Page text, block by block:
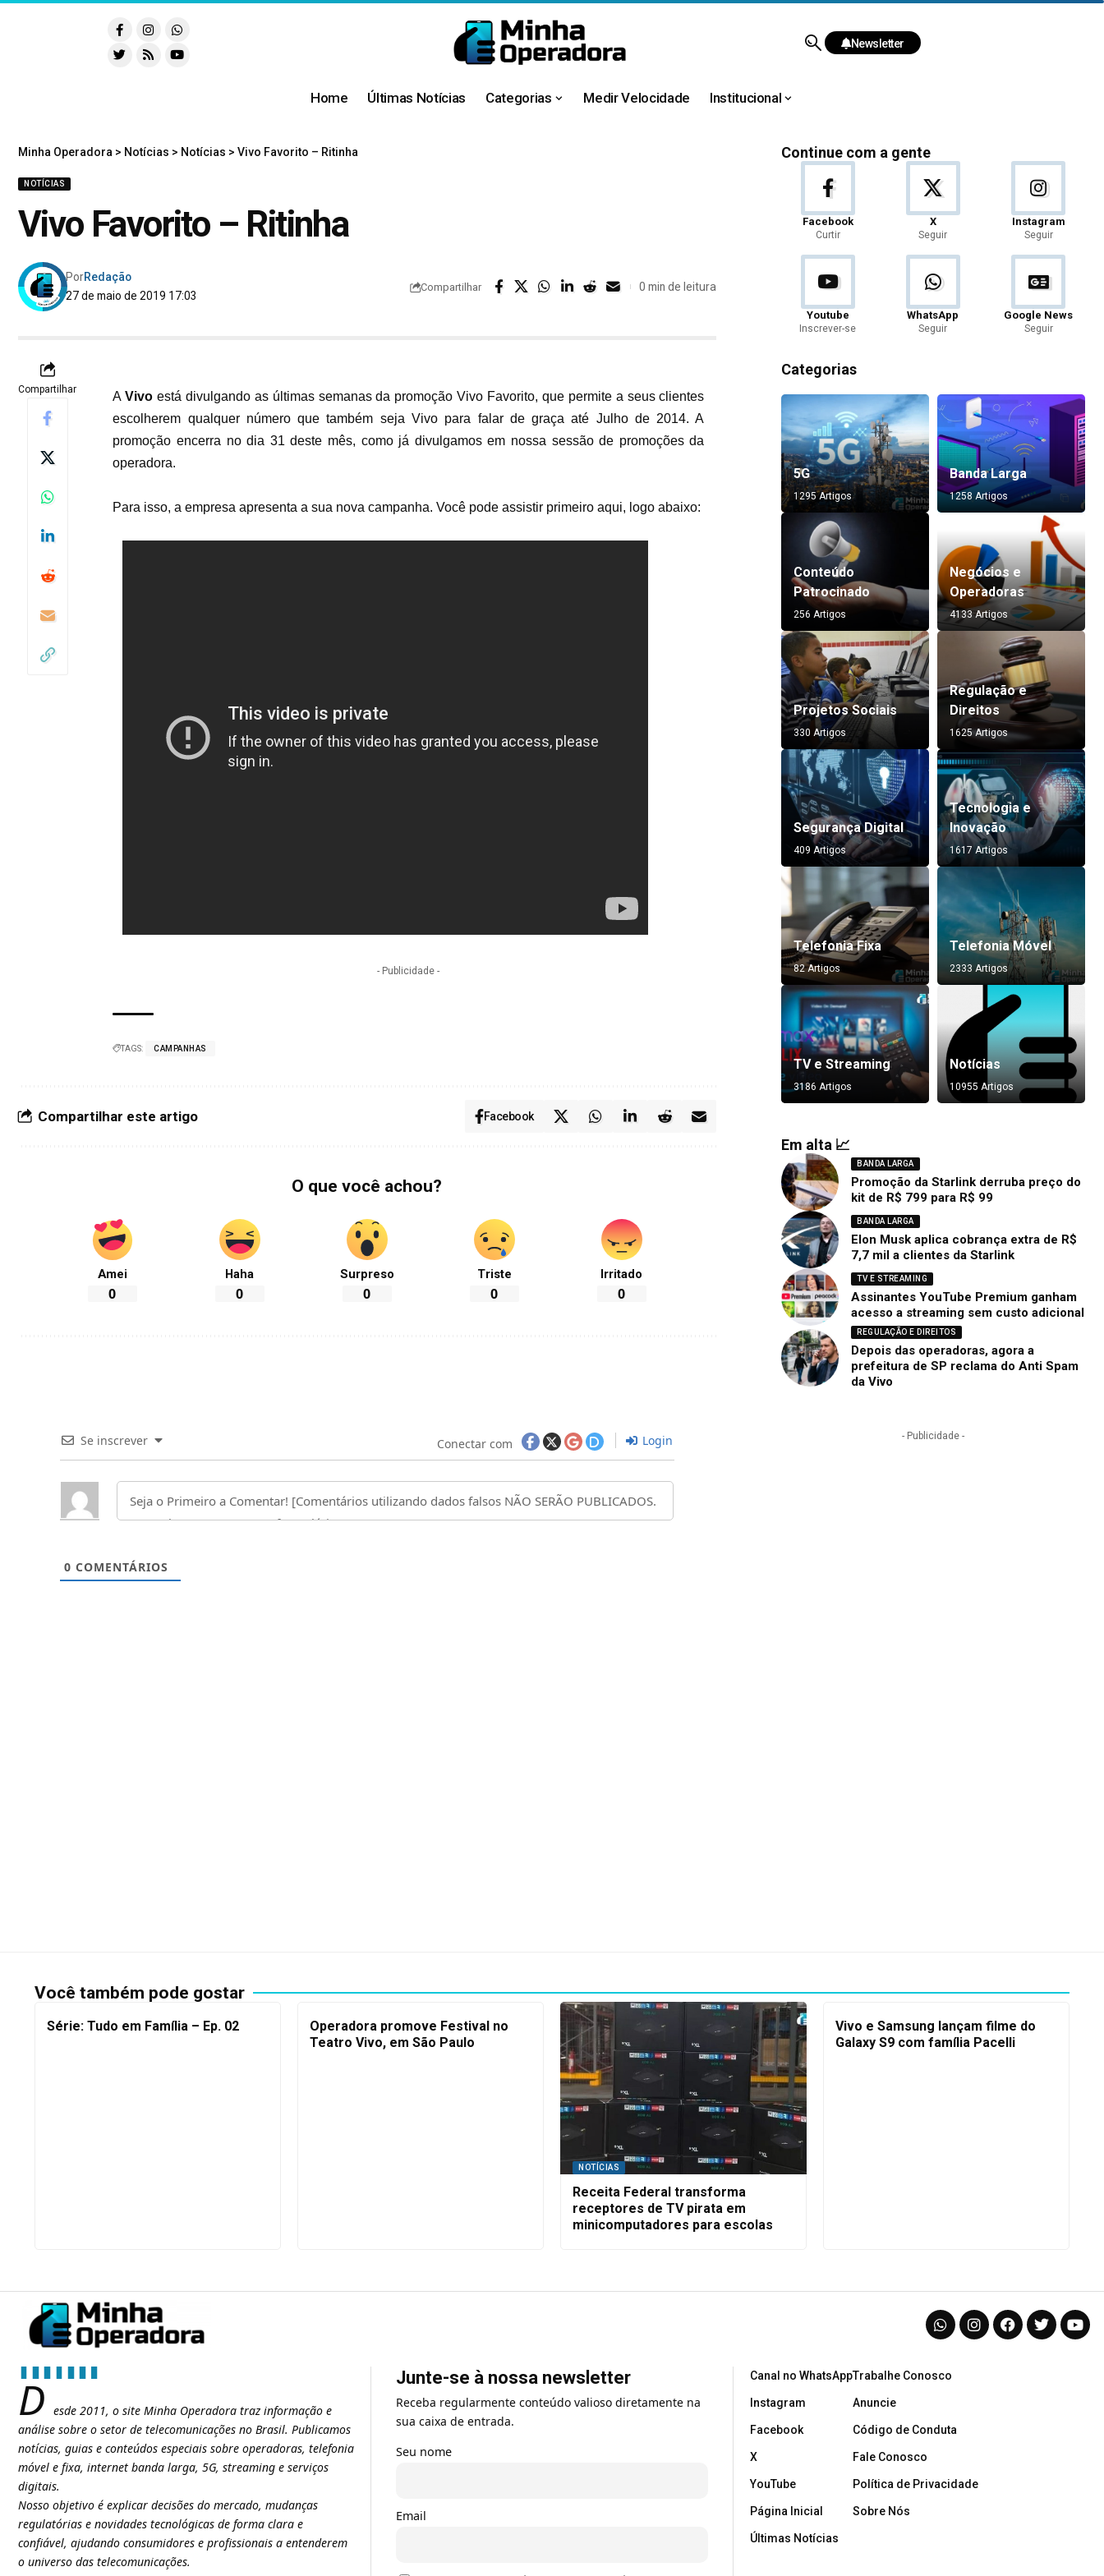
Newsletter
Home Últimas Notícias Categorias Medir Velocidade Institucional
Minha Operadora > Notícias > Notícias > Vivo Favorito – Ritinha
NOTÍCIAS
Vivo Favorito – Ritinha
27 de maio de 2019 17:03
PorRedação
Compartilhar 0 min de leitura
Compartilhar AVivo está divulgando as últimas semanas da promoção Vivo Favorito, que permite a seus clientes
escolherem qualquer número que também seja Vivo para falar de graça até Julho de 2014. A
promoção encerra no dia 31 deste mês, como já divulgamos em nossa sessão de promoções da
operadora.
Para isso, a empresa apresenta a sua nova campanha. Você pode assistir primeiro aqui, logo abaixo:
- Publicidade -
TAGS: CAMPANHAS
Compartilhar este artigo Facebook
O que você achou?
Amei
0
Haha
0
Surpreso
0
Triste
0
Irritado
0
Se inscrever Conectar com Login
0 COMENTÁRIOS
Continue com a gente
Facebook
Curtir
X
Seguir
Instagram
Seguir
Youtube
Inscrever-se
WhatsApp
Seguir
Google News
Seguir
Categorias
5G
1295 Artigos
Banda Larga
1258 Artigos
Conteúdo
Patrocinado
256 Artigos
Negócios e
Operadoras
4133 Artigos
Projetos Sociais
330 Artigos
Regulação e
Direitos
1625 Artigos
Segurança Digital
409 Artigos
Tecnologia e
Inovação
1617 Artigos
Telefonia Fixa
82 Artigos
Telefonia Móvel
2333 Artigos
TV e Streaming
3186 Artigos
Notícias
10955 Artigos
Em alta 📈
BANDA LARGA
Promoção da Starlink derruba preço do
kit de R$ 799 para R$ 99
BANDA LARGA
Elon Musk aplica cobrança extra de R$
7,7 mil a clientes da Starlink
TV E STREAMING
Assinantes YouTube Premium ganham
acesso a streaming sem custo adicional
REGULAÇÃO E DIREITOS
Depois das operadoras, agora a
prefeitura de SP reclama do Anti Spam
da Vivo
- Publicidade -
Você também pode gostar
Série: Tudo em Família – Ep. 02
Operadora promove Festival no
Teatro Vivo, em São Paulo
NOTÍCIAS
Receita Federal transforma
receptores de TV pirata em
minicomputadores para escolas
Vivo e Samsung lançam filme do
Galaxy S9 com família Pacelli
D esde 2011, o site Minha Operadora traz informação e
análise sobre o setor de telecomunicações no Brasil. Publicamos
notícias, guias e conteúdos especiais sobre operadoras, telefonia
móvel e fixa, internet banda larga, 5G, streaming e serviços
digitais.
Nosso objetivo é explicar decisões do mercado, mudanças
regulatórias e novidades tecnológicas de forma clara e
confiável, ajudando consumidores e profissionais a entenderem
o universo das telecomunicações.
Junte-se à nossa newsletter
Receba regularmente conteúdo valioso diretamente na
sua caixa de entrada.
Seu nome
Email
Canal no WhatsApp
Instagram
Facebook
X
YouTube
Página Inicial
Últimas Notícias
Trabalhe Conosco
Anuncie
Código de Conduta
Fale Conosco
Política de Privacidade
Sobre Nós